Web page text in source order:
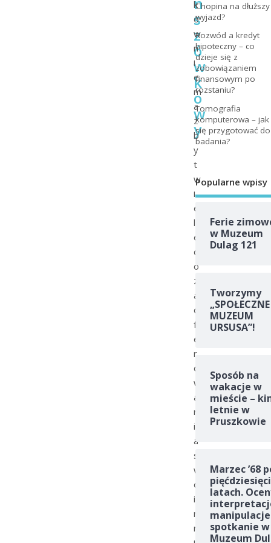
s
z
ó
w
k
o
w
y
k
ó
w
n
i
e
m
a
z
b
y
t
w
i
e
l
e
d
o
z
a
o
f
e
r
o
w
a
n
i
a
s
w
o
i
m
m
Chopina na dłuższy
wyjazd?
Rozwód a kredyt
hipoteczny – co
dzieje się z
zobowiązaniem
finansowym po
rozstaniu?
Tomografia
komputerowa – jak
się przygotować do
badania?
Popularne wpisy
Ferie
w Muzeum
Dulag 121
Tworzymy
„SPOŁECZNE
MUZEUM
URSUSA”!
Sposób na
wakacje w
mieście –
letnie w
Pruszkowie
Marzec ’68
latach.
spotkanie w
Muzeum